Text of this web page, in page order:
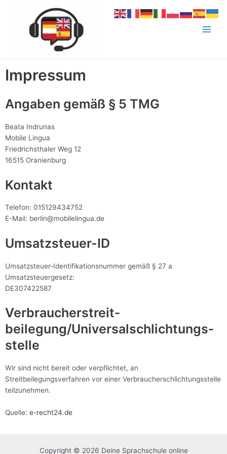
Main
Menu
Impressum
Angaben gemäß § 5 TMG
Beata Indrunas
Mobile Lingua
Friedrichsthaler Weg 12
16515 Oranienburg
Kontakt
Telefon: 015129434752
E-Mail: berlin@mobilelingua.de
Umsatzsteuer-ID
Umsatzsteuer-Identifikationsnummer gemäß § 27 a
Umsatzsteuergesetz:
DE307422587
Verbraucher­streit­
beilegung/Universal­schlichtungs­
stelle
Wir sind nicht bereit oder verpflichtet, an
Streitbeilegungsverfahren vor einer Verbraucherschlichtungsstelle
teilzunehmen.
Quelle: e-recht24.de
Copyright © 2026 Deine Sprachschule online